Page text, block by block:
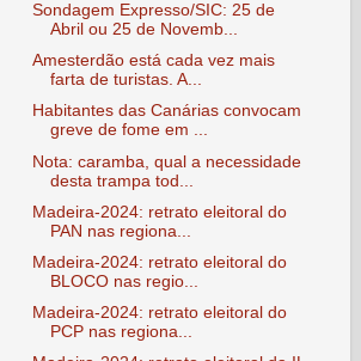
Sondagem Expresso/SIC: 25 de
Abril ou 25 de Novemb...
Amesterdão está cada vez mais
farta de turistas. A...
Habitantes das Canárias convocam
greve de fome em ...
Nota: caramba, qual a necessidade
desta trampa tod...
Madeira-2024: retrato eleitoral do
PAN nas regiona...
Madeira-2024: retrato eleitoral do
BLOCO nas regio...
Madeira-2024: retrato eleitoral do
PCP nas regiona...